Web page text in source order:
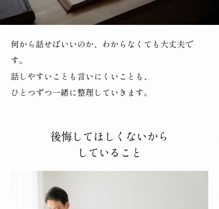
何から話せばいいのか、わからなくても大丈夫で
す。
話しやすいことも言いにくいことも、
ひとつずつ一緒に整理していきます。
後悔してほしくないから
していること